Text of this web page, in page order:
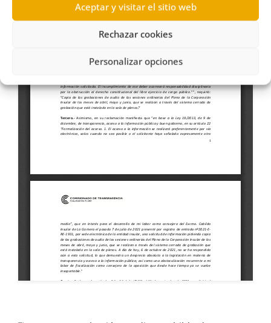
Aceptar y visitar el sitio web
Rechazar cookies
Personalizar opciones